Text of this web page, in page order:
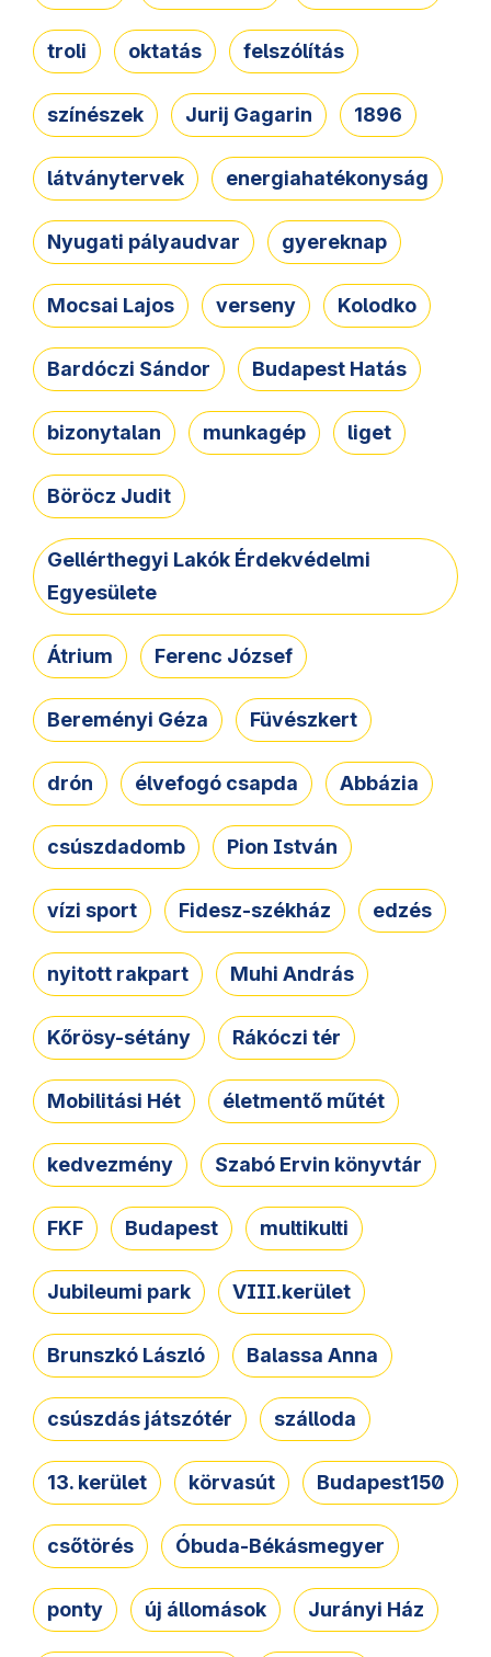
troli oktatás felszólítás
színészek Jurij Gagarin 1896
látványtervek energiahatékonyság
Nyugati pályaudvar gyereknap
Mocsai Lajos verseny Kolodko
Bardóczi Sándor Budapest Hatás
bizonytalan munkagép liget
Böröcz Judit
Gellérthegyi Lakók Érdekvédelmi
Egyesülete
Átrium Ferenc József
Bereményi Géza Füvészkert
drón élvefogó csapda Abbázia
csúszdadomb Pion István
vízi sport Fidesz-székház edzés
nyitott rakpart Muhi András
Kőrösy-sétány Rákóczi tér
Mobilitási Hét életmentő műtét
kedvezmény Szabó Ervin könyvtár
FKF Budapest multikulti
Jubileumi park VIII.kerület
Brunszkó László Balassa Anna
csúszdás játszótér szálloda
13. kerület körvasút Budapest150
csőtörés Óbuda-Békásmegyer
ponty új állomások Jurányi Ház